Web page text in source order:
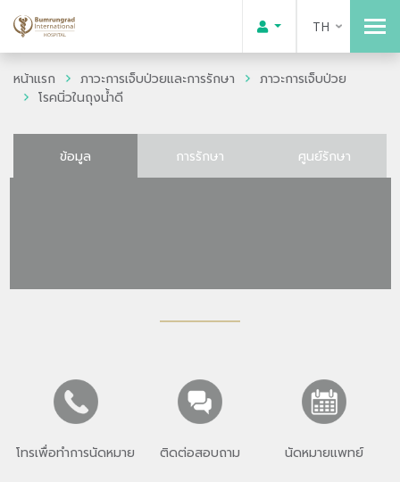
TH
หน้าแรก ภาวะการเจ็บป่วยและการรักษา
ภาวะการเจ็บป่วย
โรคนิ่วในถุงน้ำดี
ข้อมูล การรักษา ศูนย์รักษา
โทรเพื่อทำการนัดหมาย ติดต่อสอบถาม นัดหมายแพทย์